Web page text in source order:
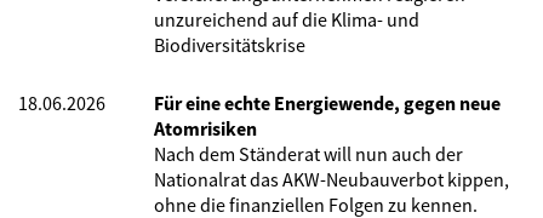
unzureichend auf die Klima- und
Biodiversitätskrise
18.06.2026
Für eine echte Energiewende, gegen neue
Atomrisiken
Nach dem Ständerat will nun auch der
Nationalrat das AKW-Neubauverbot kippen,
ohne die finanziellen Folgen zu kennen.